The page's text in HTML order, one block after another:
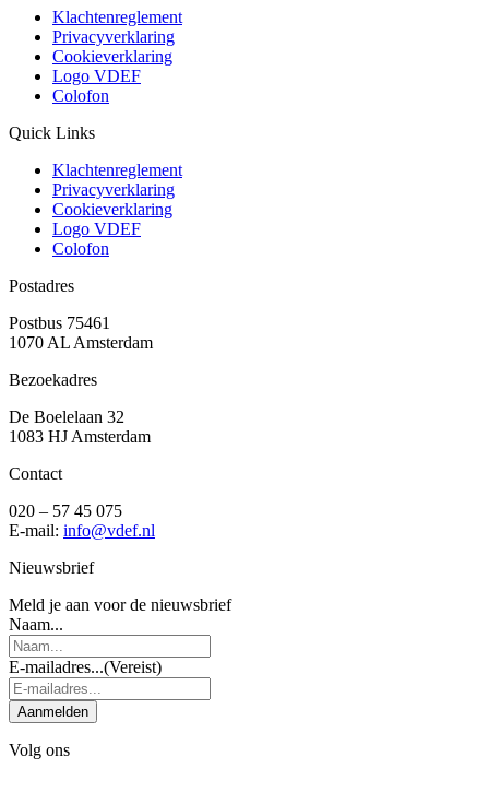
Klachtenreglement
Privacyverklaring
Cookieverklaring
Logo VDEF
Colofon
Quick Links
Klachtenreglement
Privacyverklaring
Cookieverklaring
Logo VDEF
Colofon
Postadres
Postbus 75461
1070 AL Amsterdam
Bezoekadres
De Boelelaan 32
1083 HJ Amsterdam
Contact
020 – 57 45 075
E-mail: info@vdef.nl
Nieuwsbrief
Meld je aan voor de nieuwsbrief
Naam...
E-mailadres...(Vereist)
Aanmelden
Volg ons